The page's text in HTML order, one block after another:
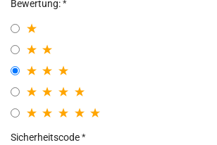
Bewertung:
Sicherheitscode